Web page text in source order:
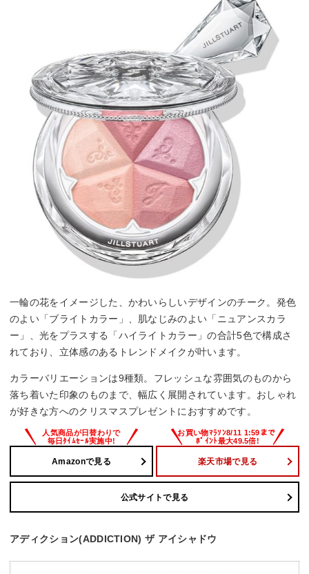
一輪の花をイメージした、かわいらしいデザインのチーク。発色
のよい「ブライトカラー」、肌なじみのよい「ニュアンスカラ
ー」、光をプラスする「ハイライトカラー」の合計5色で構成さ
れており、立体感のあるトレンドメイクが叶います。
カラーバリエーションは9種類。フレッシュな雰囲気のものから
落ち着いた印象のものまで、幅広く展開されています。おしゃれ
が好きな方へのクリスマスプレゼントにおすすめです。
Amazonで見る 楽天市場で見る
公式サイトで見る
アディクション(ADDICTION) ザ アイシャドウ